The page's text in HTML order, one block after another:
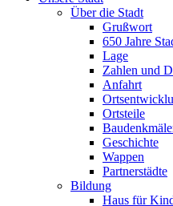
Über die Stadt
Grußwort
650 Jahre
Lage
Zahlen und
Anfahrt
Ortsteile
Geschichte
Wappen
Partnerstädte
Bildung
Haus für